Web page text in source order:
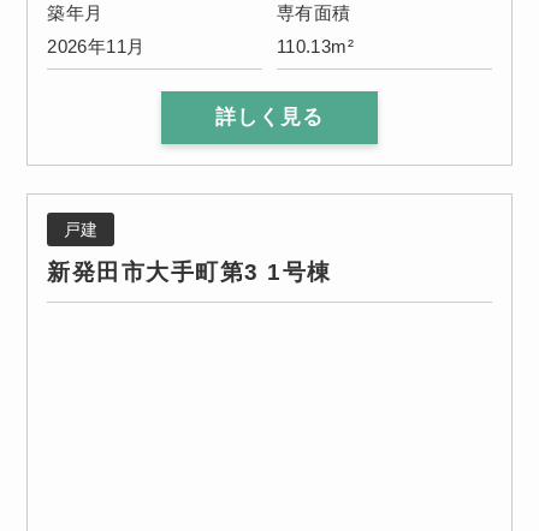
築年月
2026年11月
専有面積
110.13m²
詳しく見る
戸建
新発田市大手町第3 1号棟